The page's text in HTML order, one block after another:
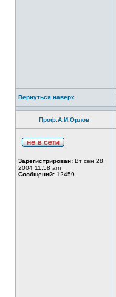
Вернуться наверх
Проф.А.И.Орлов
Зарегистрирован: Вт сен 28,
2004 11:58 am
Сообщений: 12459